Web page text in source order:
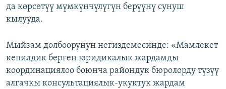
да көрсөтүү мүмкүнчүлүгүн берүүнү сунуш
кылууда.
Мыйзам долбоорунун негиздемесинде: «Мамлекет
кепилдик берген юридикалык жардамды
координациялоо боюнча райондук бюролорду түзүү
алгачкы консультациялык-укуктук жардам